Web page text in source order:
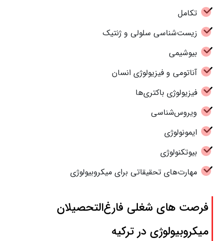
تکامل
زیست‌شناسی سلولی و ژنتیک
بیوشیمی
آناتومی و فیزیولوژی انسان
فیزیولوژی باکتری‌ها
ویروس‌شناسی
ایمونولوژی
بیوتکنولوژی
مهارت‌های تحقیقاتی برای میکروبیولوژی
فرصت های شغلی فارغ‌التحصیلان
میکروبیولوژی در ترکیه